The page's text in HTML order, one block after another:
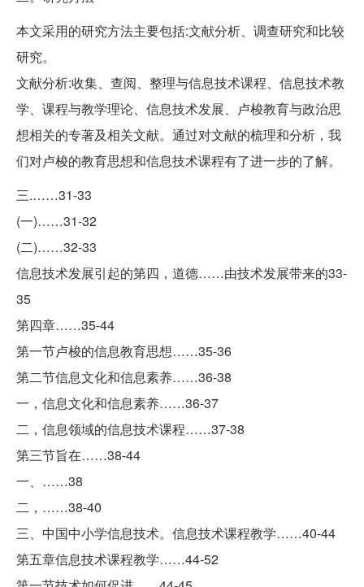
本文采用的研究方法主要包括:文献分析、调查研究和比较
研究。
文献分析:收集、查阅、整理与信息技术课程、信息技术教
学、课程与教学理论、信息技术发展、卢梭教育与政治思
想相关的专著及相关文献。通过对文献的梳理和分析，我
们对卢梭的教育思想和信息技术课程有了进一步的了解。
三.……31-33
(一)……31-32
(二)……32-33
信息技术发展引起的第四，道德……由技术发展带来的33-
35
第四章……35-44
第一节卢梭的信息教育思想……35-36
第二节信息文化和信息素养……36-38
一，信息文化和信息素养……36-37
二，信息领域的信息技术课程……37-38
第三节旨在……38-44
一、……38
二，……38-40
三、中国中小学信息技术。信息技术课程教学……40-44
第五章信息技术课程教学……44-52